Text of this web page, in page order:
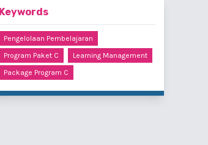
Keywords
Pengelolaan Pembelajaran
Program Paket C
Learning Management
Package Program C